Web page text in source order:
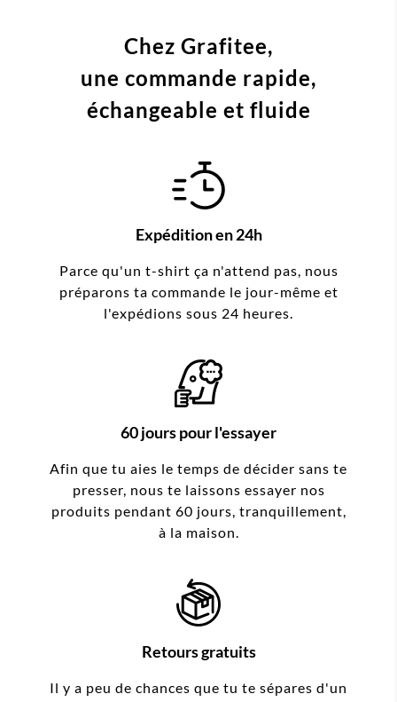
Chez Grafitee,
une commande rapide,
échangeable et fluide
Expédition en 24h
Parce qu'un t-shirt ça n'attend pas, nous
préparons ta commande le jour-même et
l'expédions sous 24 heures.
60 jours pour l'essayer
Afin que tu aies le temps de décider sans te
presser, nous te laissons essayer nos
produits pendant 60 jours, tranquillement,
à la maison.
Retours gratuits
Il y a peu de chances que tu te sépares d'un